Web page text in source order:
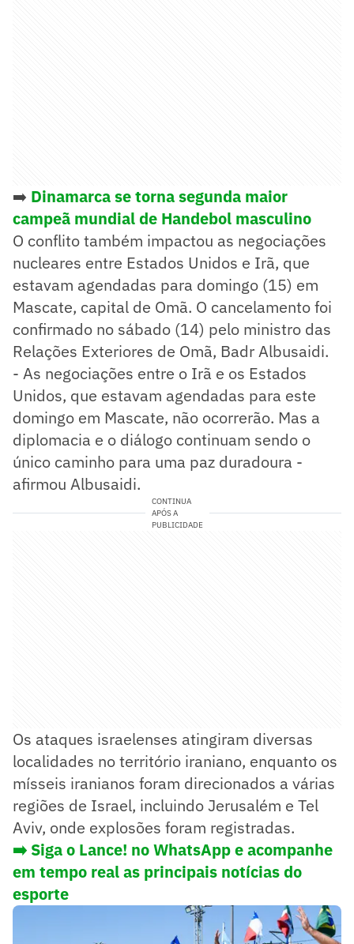
➡️ Dinamarca se torna segunda maior
campeã mundial de Handebol masculino
O conflito também impactou as negociações
nucleares entre Estados Unidos e Irã, que
estavam agendadas para domingo (15) em
Mascate, capital de Omã. O cancelamento foi
confirmado no sábado (14) pelo ministro das
Relações Exteriores de Omã, Badr Albusaidi.
- As negociações entre o Irã e os Estados
Unidos, que estavam agendadas para este
domingo em Mascate, não ocorrerão. Mas a
diplomacia e o diálogo continuam sendo o
único caminho para uma paz duradoura -
afirmou Albusaidi.
CONTINUA
APÓS A
PUBLICIDADE
Os ataques israelenses atingiram diversas
localidades no território iraniano, enquanto os
mísseis iranianos foram direcionados a várias
regiões de Israel, incluindo Jerusalém e Tel
Aviv, onde explosões foram registradas.
➡️ Siga o Lance! no WhatsApp e acompanhe
em tempo real as principais notícias do
esporte